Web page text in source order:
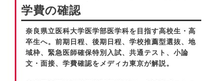
学費の確認
奈良県立医科大学医学部医学科を目指す高校生・高
卒生へ。前期日程、後期日程、学校推薦型選抜、地
域枠、緊急医師確保特別入試、共通テスト、小論
文・面接、学費確認をメディカ東京が解説。